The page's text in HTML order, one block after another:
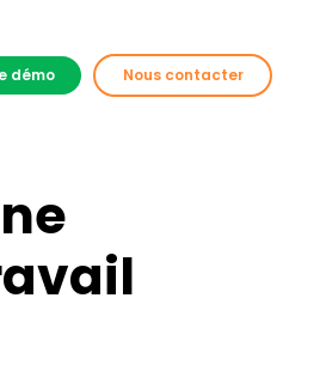
démo Nous contacter